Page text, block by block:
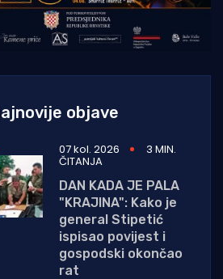
objave
07 kol. 2026 3 MIN.
ČITANJA
DAN KADA JE PALA
"KRAJINA": Kako je
general Stipetić
ispisao povijest i
gospodski okončao
rat